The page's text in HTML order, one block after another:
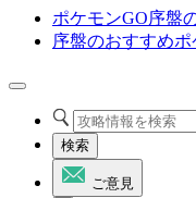
ポケモンGO序盤
序盤のおすすめポ
検索
ご意見